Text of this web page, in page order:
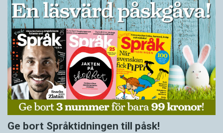
Ge bort Språktidningen till påsk!